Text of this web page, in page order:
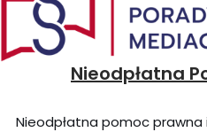
Nieodpłatna
Nieodpłatna pomoc